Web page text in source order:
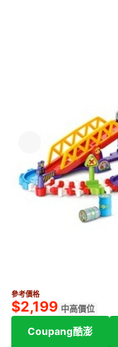
參考價格
$2,199 中高價位
Coupang酷澎